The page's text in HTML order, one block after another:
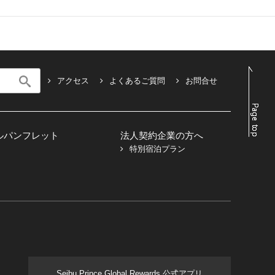
アクセス よくあるご質問 お問合せ
パンフレット 法人契約企業の方へ
特別宿泊プラン